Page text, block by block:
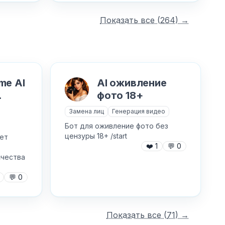
Показать все (264) →
AI
💬 0
AI оживление
фото 18+
Замена лиц Генерация видео
Бот для оживление фото без
цензуры 18+ /start
❤️ 1 💬 0
Показать все (71) →